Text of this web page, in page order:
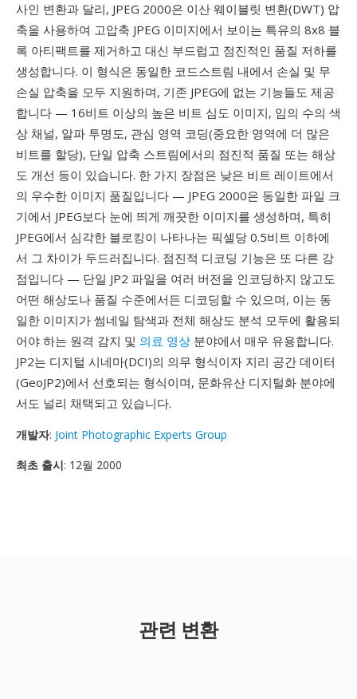
사인 변환과 달리, JPEG 2000은 이산 웨이블릿 변환(DWT) 압
축을 사용하여 고압축 JPEG 이미지에서 보이는 특유의 8x8 블
록 아티팩트를 제거하고 대신 부드럽고 점진적인 품질 저하를
생성합니다. 이 형식은 동일한 코드스트림 내에서 손실 및 무
손실 압축을 모두 지원하며, 기존 JPEG에 없는 기능들도 제공
합니다 — 16비트 이상의 높은 비트 심도 이미지, 임의 수의 색
상 채널, 알파 투명도, 관심 영역 코딩(중요한 영역에 더 많은
비트를 할당), 단일 압축 스트림에서의 점진적 품질 또는 해상
도 개선 등이 있습니다. 한 가지 장점은 낮은 비트 레이트에서
의 우수한 이미지 품질입니다 — JPEG 2000은 동일한 파일 크
기에서 JPEG보다 눈에 띄게 깨끗한 이미지를 생성하며, 특히
JPEG에서 심각한 블로킹이 나타나는 픽셀당 0.5비트 이하에
서 그 차이가 두드러집니다. 점진적 디코딩 기능은 또 다른 강
점입니다 — 단일 JP2 파일을 여러 버전을 인코딩하지 않고도
어떤 해상도나 품질 수준에서든 디코딩할 수 있으며, 이는 동
일한 이미지가 썸네일 탐색과 전체 해상도 분석 모두에 활용되
어야 하는 원격 감지 및 의료 영상 분야에서 매우 유용합니다.
JP2는 디지털 시네마(DCI)의 의무 형식이자 지리 공간 데이터
(GeoJP2)에서 선호되는 형식이며, 문화유산 디지털화 분야에
서도 널리 채택되고 있습니다.
개발자: Joint Photographic Experts Group
최초 출시: 12월 2000
관련 변환